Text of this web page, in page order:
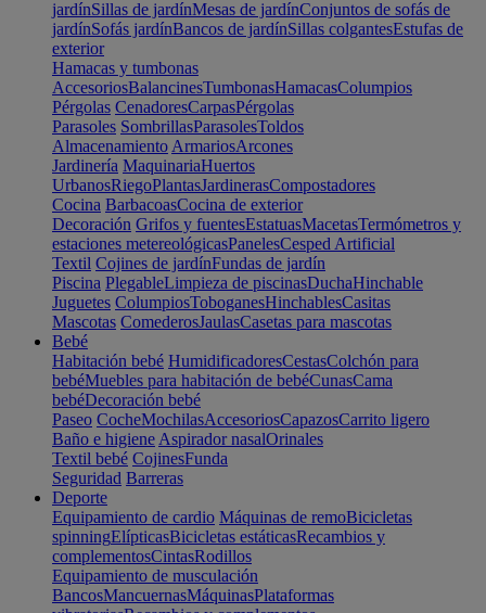
jardínSillas de jardínMesas de jardínConjuntos de sofás de
jardínSofás jardínBancos de jardínSillas colgantesEstufas de
exterior
Hamacas y tumbonas
AccesoriosBalancinesTumbonasHamacasColumpios
Pérgolas CenadoresCarpasPérgolas
Parasoles SombrillasParasolesToldos
Almacenamiento ArmariosArcones
Jardinería MaquinariaHuertos
UrbanosRiegoPlantasJardinerasCompostadores
Cocina BarbacoasCocina de exterior
Decoración Grifos y fuentesEstatuasMacetasTermómetros y
estaciones metereológicasPanelesCesped Artificial
Textil Cojines de jardínFundas de jardín
Piscina PlegableLimpieza de piscinasDuchaHinchable
Juguetes ColumpiosToboganesHinchablesCasitas
Mascotas ComederosJaulasCasetas para mascotas
Bebé
Habitación bebé HumidificadoresCestasColchón para
bebéMuebles para habitación de bebéCunasCama
bebéDecoración bebé
Paseo CocheMochilasAccesoriosCapazosCarrito ligero
Baño e higiene Aspirador nasalOrinales
Textil bebé CojinesFunda
Seguridad Barreras
Deporte
Equipamiento de cardio Máquinas de remoBicicletas
spinningElípticasBicicletas estáticasRecambios y
complementosCintasRodillos
Equipamiento de musculación
BancosMancuernasMáquinasPlataformas